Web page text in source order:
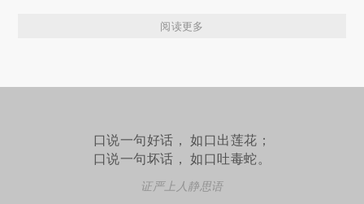
阅读更多
口说一句好话， 如口出莲花；
口说一句坏话， 如口吐毒蛇。
证严上人静思语